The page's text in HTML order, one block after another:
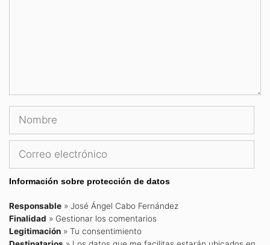
Nombre
Correo
Información sobre protección de datos
Responsable » José Ángel Cabo Fernández
Finalidad » Gestionar los comentarios
Legitimación » Tu consentimiento